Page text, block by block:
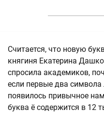
Считается, что новую
княгиня Екатерина
спросила академиков,
если первые два
появилось привычное
буква ё содержится в 12